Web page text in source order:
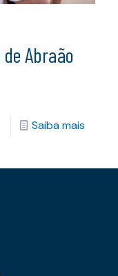
Abraão
Saiba mais